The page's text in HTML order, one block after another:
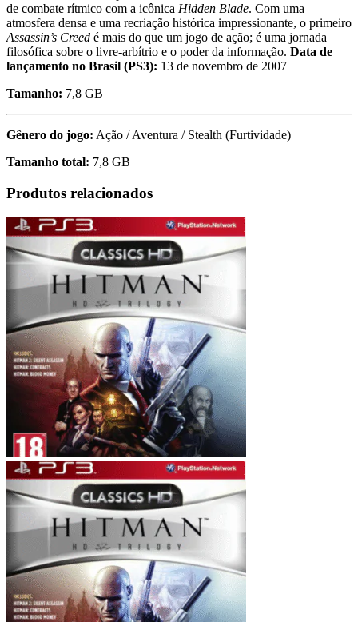
de combate rítmico com a icônica Hidden Blade. Com uma
atmosfera densa e uma recriação histórica impressionante, o primeiro
Assassin’s Creed é mais do que um jogo de ação; é uma jornada
filosófica sobre o livre-arbítrio e o poder da informação. Data de
lançamento no Brasil (PS3): 13 de novembro de 2007
Tamanho: 7,8 GB
Gênero do jogo: Ação / Aventura / Stealth (Furtividade)
Tamanho total: 7,8 GB
Produtos relacionados